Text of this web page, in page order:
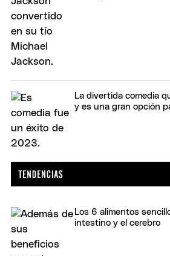
La divertida comedia
y es una gran opción
Los 6 alimentos
intestino y el cerebro